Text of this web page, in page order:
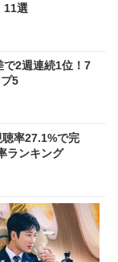
11選
2週連続1位！7
5
聴率27.1%で完
ランキング